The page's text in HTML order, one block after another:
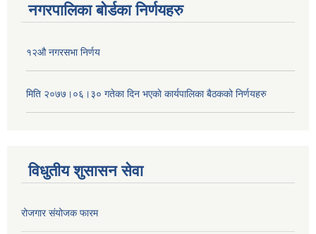
नगरपालिका बोर्डका निर्णयहरु
१२औ नगरसभा निर्णय
मिति २०७७।०६।३० गतेका दिन भएकाे कार्यपालिका बैठकको निर्णयहरु
विधुतीय शुसासन सेवा
रोजगार संयोजक फारम